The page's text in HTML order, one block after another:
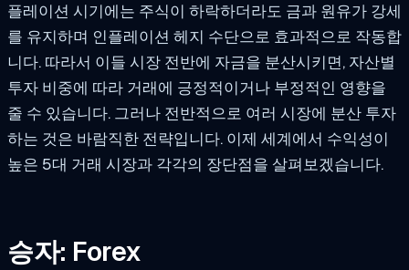
플레이션 시기에는 주식이 하락하더라도 금과 원유가 강세
를 유지하며 인플레이션 헤지 수단으로 효과적으로 작동합
니다. 따라서 이들 시장 전반에 자금을 분산시키면, 자산별
투자 비중에 따라 거래에 긍정적이거나 부정적인 영향을
줄 수 있습니다. 그러나 전반적으로 여러 시장에 분산 투자
하는 것은 바람직한 전략입니다. 이제 세계에서 수익성이
높은 5대 거래 시장과 각각의 장단점을 살펴보겠습니다.
승자: Forex